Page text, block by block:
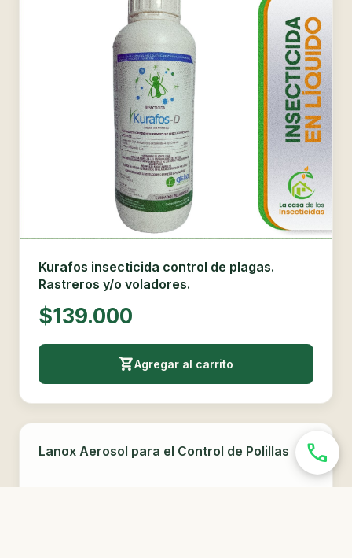
Kurafos insecticida control de plagas.
Rastreros y/o voladores.
$139.000
Agregar al carrito
SIN STOCKphone